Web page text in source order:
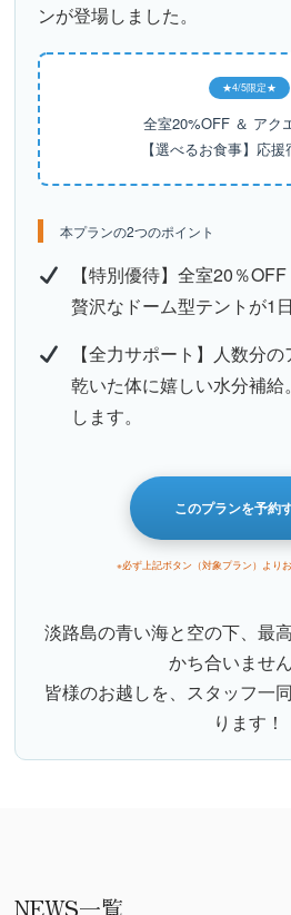
ンが登場しました。
★4/5限定★
全室20%OFF ＆ アク
【選べるお食事】応
本プランの2つのポイント
【特別優待】全室20％OFF
贅沢なドーム型テントが1
【全力サポート】人数分の
乾いた体に嬉しい水分補
します。
このプランを予約
※必ず上記ボタン（対象プラン）より
淡路島の青い海と空の下、最
かち合いませ
皆様のお越しを、スタッフ一
ります！
NEWS一覧